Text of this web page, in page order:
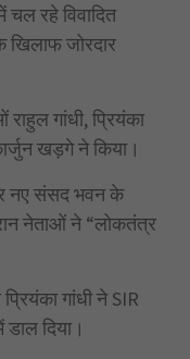
चल रहे विवादित
खिलाफ जोरदार
गांधी, प्रियंका
खड़गे ने किया।
नए संसद भवन के
नेताओं ने “लोकतंत्र
गांधी ने SIR
दिया।